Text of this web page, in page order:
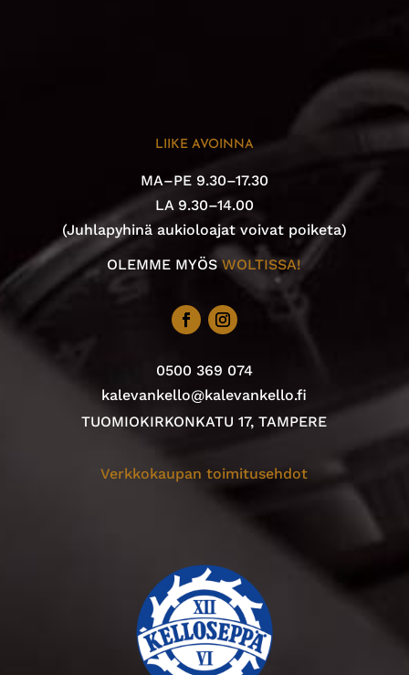
LIIKE AVOINNA
MA–PE 9.30–17.30
LA 9.30–14.00
(Juhlapyhinä aukioloajat voivat poiketa)
OLEMME MYÖSWOLTISSA!
0500 369 074
kalevankello@kalevankello.fi
TUOMIOKIRKONKATU 17, TAMPERE
Verkkokaupan toimitusehdot